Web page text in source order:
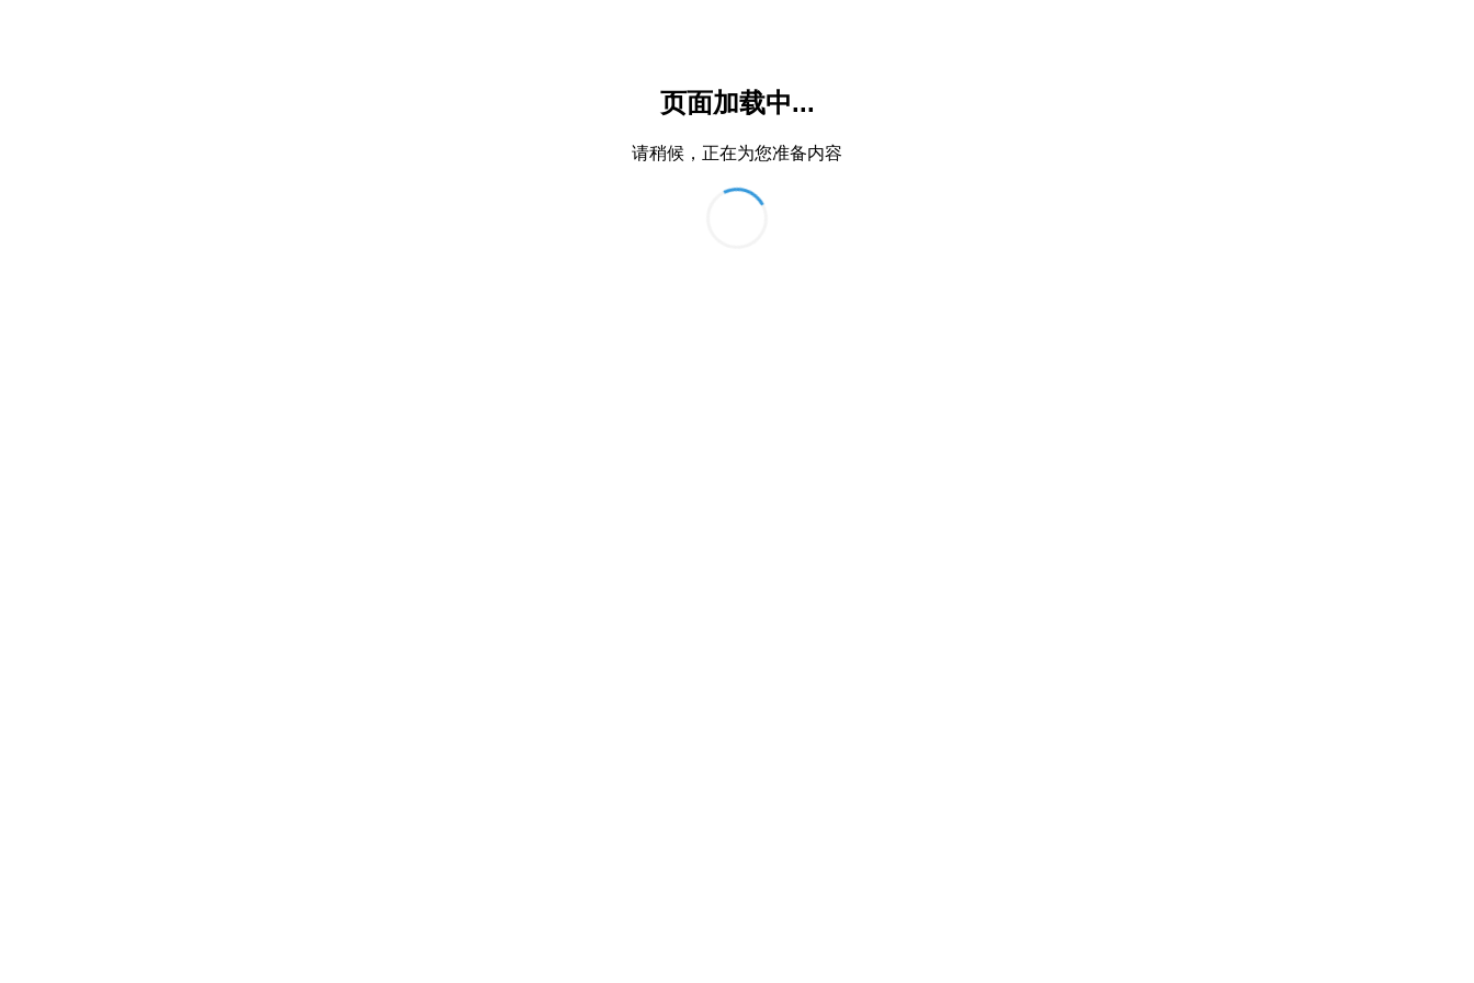
页面加载中...
请稍候，正在为您准备内容